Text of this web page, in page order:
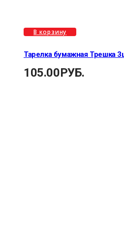
В корзину
Тарелка бумажная Трешка
105.00РУБ.